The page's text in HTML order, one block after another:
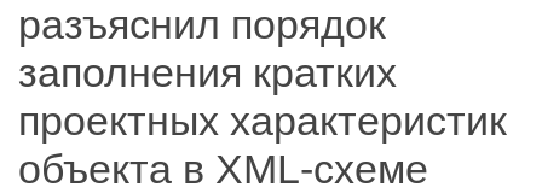
разъяснил порядок
заполнения кратких
проектных характеристик
объекта в XML-схеме